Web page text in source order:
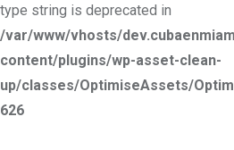
type string is deprecated in
/var/www/vhosts/
content/plugins/wp-asset-clean-
up/classes/OptimiseAssets/
626